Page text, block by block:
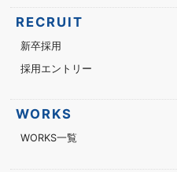
RECRUIT
新卒採用
採用エントリー
WORKS
WORKS一覧